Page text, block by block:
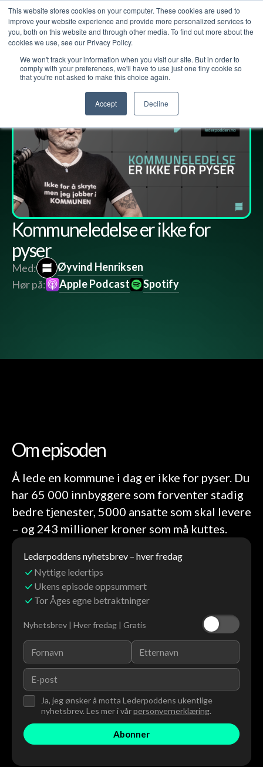
This website stores cookies on your computer. These cookies are used to
improve your website experience and provide more personalized services to
you, both on this website and through other media. To find out more about the
cookies we use, see our Privacy Policy.
We won't track your information when you visit our site. But in order to
comply with your preferences, we'll have to use just one tiny cookie so
that you're not asked to make this choice again.
Accept Decline
Lederpodden 20jun2025 267 Del
Kommuneledelse er ikke for
pyser
Med:
Øyvind Henriksen
Hør på:
Apple Podcast Spotify
Om episoden
Å lede en kommune i dag er ikke for pyser. Du
har 65 000 innbyggere som forventer stadig
bedre tjenester, 5000 ansatte som skal levere
– og 243 millioner kroner som må kuttes.
Lederpoddens nyhetsbrev – hver fredag
Nyttige ledertips
Ukens episode oppsummert
Tor Åges egne betraktninger
Nyhetsbrev | Hver fredag | Gratis
Ja, jeg ønsker å motta Lederpoddens ukentlige
nyhetsbrev. Les mer i vårpersonvernerklæring.